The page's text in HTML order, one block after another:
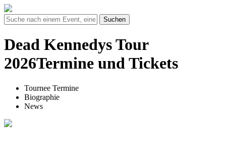
Suchen
Dead Kennedys Tour
2026Termine und Tickets
Tournee Termine
Biographie
News